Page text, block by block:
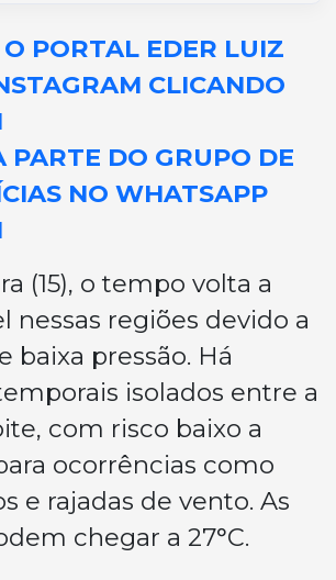
O PORTAL EDER LUIZ
CLICANDO
PARTE DO GRUPO DE
NO WHATSAPP
(15), o tempo volta a
nessas regiões devido a
baixa pressão. Há
isolados entre a
com risco baixo a
ocorrências como
e rajadas de vento. As
chegar a 27°C.